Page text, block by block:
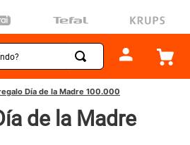
Día de la Madre 100.000
de la Madre
MÁS BUSCADOS